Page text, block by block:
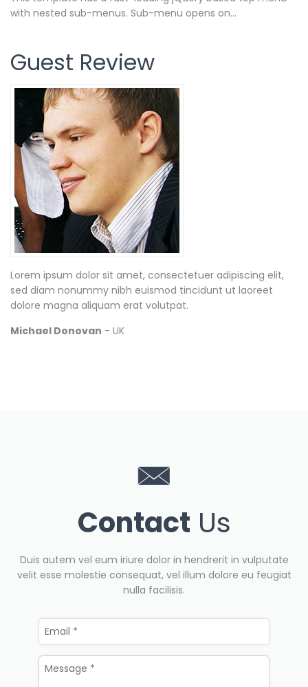
with nested sub-menus. Sub-menu opens on...
Guest Review
Lorem ipsum dolor sit amet, consectetuer adipiscing elit,
sed diam nonummy nibh euismod tincidunt ut laoreet
dolore magna aliquam erat volutpat.
Michael Donovan - UK
Contact Us
Duis autem vel eum iriure dolor in hendrerit in vulputate
velit esse molestie consequat, vel illum dolore eu feugiat
nulla facilisis.